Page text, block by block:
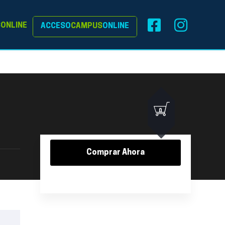
ONLINE ACCESOCAMPUSONLINE
0
Comprar Ahora